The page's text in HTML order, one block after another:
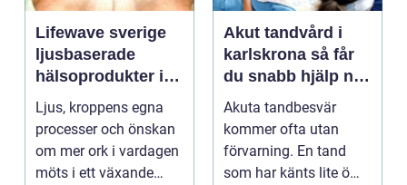
Lifewave sverige
ljusbaserade
hälsoprodukter i
fokus
Ljus, kroppens egna
processer och önskan
om mer ork i vardagen
möts i ett växande
Akut tandvård i
karlskrona så får
du snabb hjälp när
tanden krisar
Akuta tandbesvär
kommer ofta utan
förvarning. En tand
som har känts lite öm